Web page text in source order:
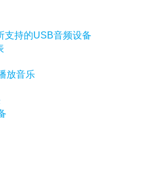
支持的USB音频设备
放音乐